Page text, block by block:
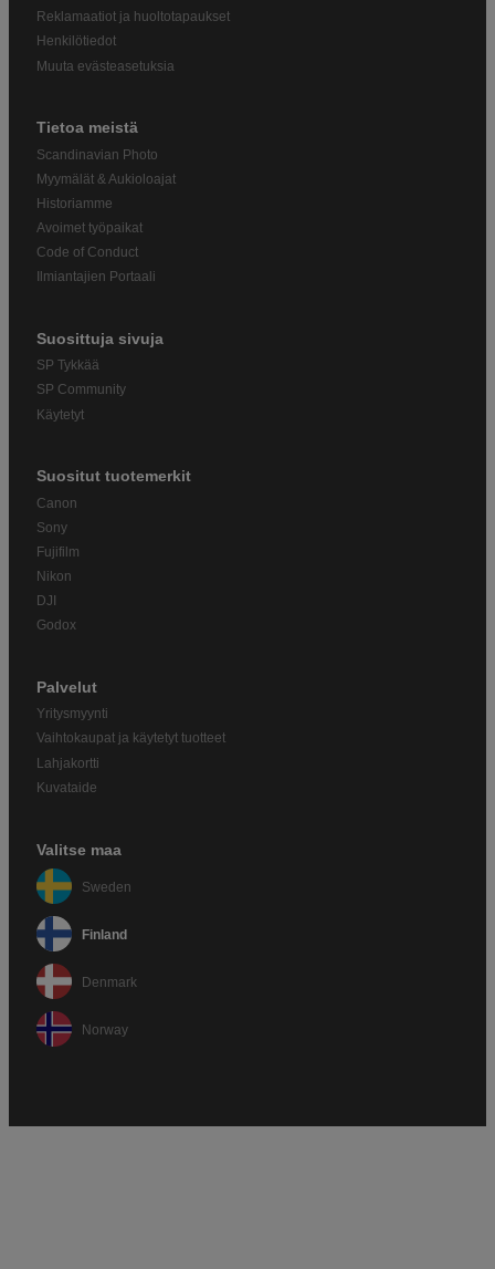
Reklamaatiot ja huoltotapaukset
Henkilötiedot
Muuta evästeasetuksia
Tietoa meistä
Scandinavian Photo
Myymälät & Aukioloajat
Historiamme
Avoimet työpaikat
Code of Conduct
Ilmiantajien Portaali
Suosittuja sivuja
SP Tykkää
SP Community
Käytetyt
Suositut tuotemerkit
Canon
Sony
Fujifilm
Nikon
DJI
Godox
Palvelut
Yritysmyynti
Vaihtokaupat ja käytetyt tuotteet
Lahjakortti
Kuvataide
Valitse maa
Sweden
Finland
Denmark
Norway